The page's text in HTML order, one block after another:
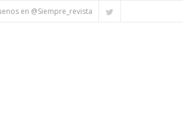
en @Siempre_revista